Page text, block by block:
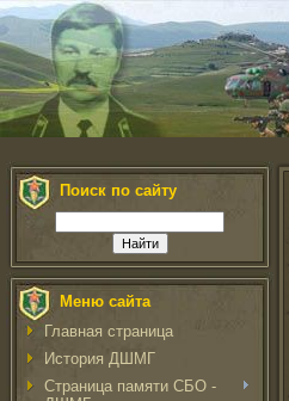
Поиск по сайту
Меню сайта
Главная страница
История ДШМГ
Страница памяти СБО -